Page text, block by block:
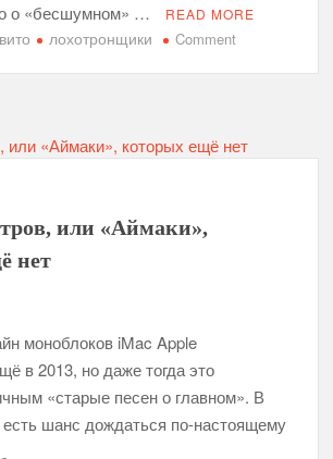
о «бесшумном» …
READ MORE
лохотронщики Commenton
iMac
или «Аймаки»,
нет
моноблоков iMac Apple
в 2013, но даже тогда это
«старые песен о главном». В
есть шанс дождаться по-настоящему